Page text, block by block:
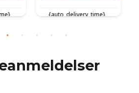
{auto_delivery_time}